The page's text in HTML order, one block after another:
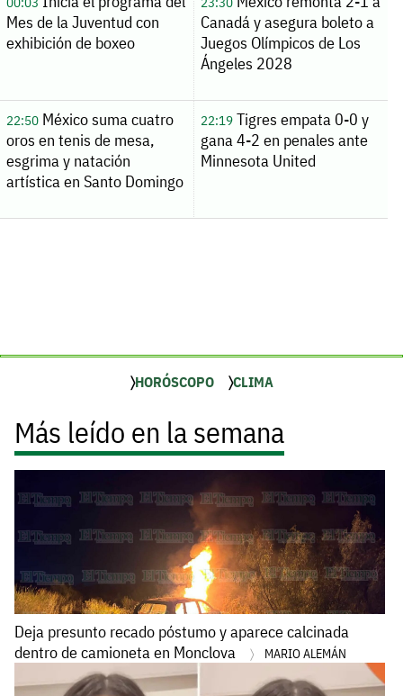
Mes de la Juventud con
exhibición de boxeo
Canadá y asegura boleto a
Juegos Olímpicos de Los
Ángeles 2028
22:50México suma cuatro
oros en tenis de mesa,
esgrima y natación
artística en Santo Domingo
22:19Tigres empata 0-0 y
gana 4-2 en penales ante
Minnesota United
HORÓSCOPO CLIMA
Más leído en la semana
Deja presunto recado póstumo y aparece calcinada
dentro de camioneta en Monclova
MARIO ALEMÁN